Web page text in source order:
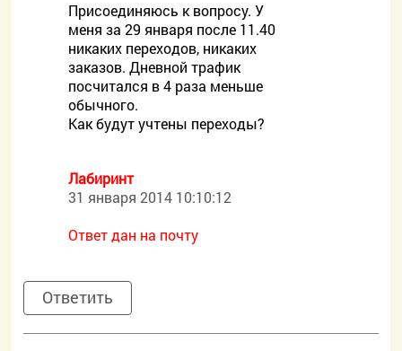
Присоединяюсь к вопросу. У
меня за 29 января после 11.40
никаких переходов, никаких
заказов. Дневной трафик
посчитался в 4 раза меньше
обычного.
Как будут учтены переходы?
Лабиринт
31 января 2014 10:10:12
Ответ дан на почту
Ответить